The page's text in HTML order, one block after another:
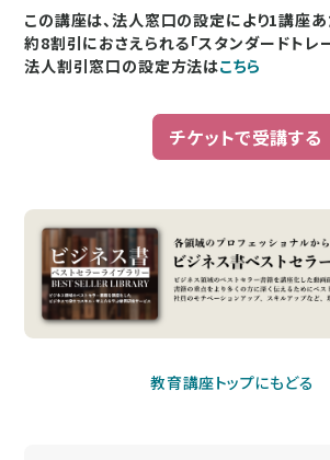
この講座は、法人窓口の設定により1講座
約8割引におさえられる「スタンダードトレ
法人割引窓口の設定方法はこちら
チケットで受講する
教育講座トップにもどる